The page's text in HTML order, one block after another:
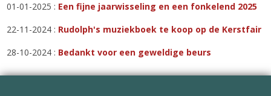
01-01-2025 : Een fijne jaarwisseling en een fonkelend 2025
22-11-2024 : Rudolph's muziekboek te koop op de Kerstfair
28-10-2024 : Bedankt voor een geweldige beurs